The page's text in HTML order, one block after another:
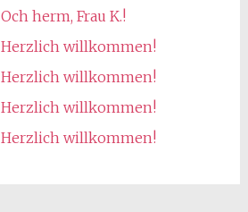
Och herm, Frau K.!
Herzlich willkommen!
Herzlich willkommen!
Herzlich willkommen!
Herzlich willkommen!